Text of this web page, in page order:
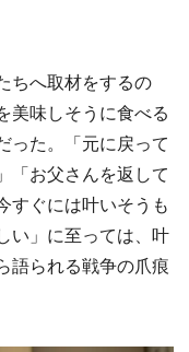
ちへ取材をするの
美味しそうに食べる
った。「元に戻って
「お父さんを返して
すぐには叶いそうも
い」に至っては、叶
語られる戦争の爪痕